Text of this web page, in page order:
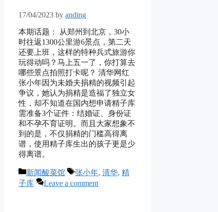
17/04/2023 by anding
本期话题： 从郑州到北京，30小
时往返1300公里游6景点，第二天
还要上班，这样的特种兵式旅游你
玩得动吗？马上五一了，你打算去
哪些景点拍照打卡呢？ 清华网红
张小年因为未婚夫捐精的视频引起
争议，她认为捐精是造福了独立女
性，却不知道在国内想申请精子库
需准备3个证件：结婚证、身份证
和不孕不育证明。而且大家想象不
到的是，不仅捐精的门槛高得离
谱，使用精子库生出的孩子更是少
得离谱。
Categories
新闻酸菜馆 Tags
张小年, 清华, 精
子库
Leave a comment